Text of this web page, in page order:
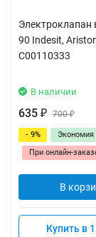
Электроклапан
90 Indesit,
C00110333
В наличии
635 ₽ 700₽
- 9% Экономия
При онлайн-
В
Купить в